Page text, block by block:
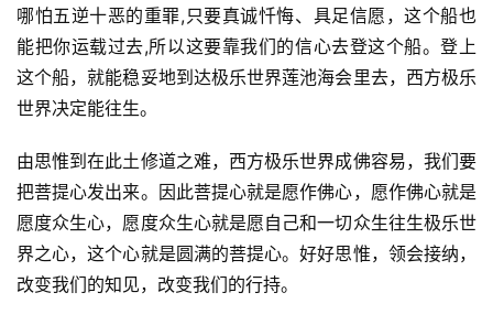
资
讯
八
点
僧
音
哪怕五逆十恶的重罪,只要真诚忏悔、具足信愿，这个船也
能把你运载过去,所以这要靠我们的信心去登这个船。登上
这个船，就能稳妥地到达极乐世界莲池海会里去，西方极乐
世界决定能往生。
由思惟到在此土修道之难，西方极乐世界成佛容易，我们要
把菩提心发出来。因此菩提心就是愿作佛心，愿作佛心就是
愿度众生心，愿度众生心就是愿自己和一切众生往生极乐世
界之心，这个心就是圆满的菩提心。好好思惟，领会接纳，
改变我们的知见，改变我们的行持。